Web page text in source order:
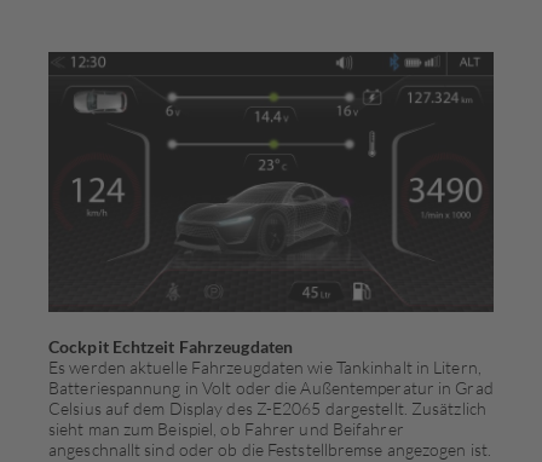
Cockpit Echtzeit Fahrzeugdaten
Es werden aktuelle Fahrzeugdaten wie Tankinhalt in Litern,
Batteriespannung in Volt oder die Außentemperatur in Grad
Celsius auf dem Display des Z-E2065 dargestellt. Zusätzlich
sieht man zum Beispiel, ob Fahrer und Beifahrer
angeschnallt sind oder ob die Feststellbremse angezogen ist.